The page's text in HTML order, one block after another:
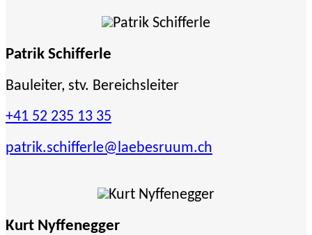
Patrik Schifferle
Bauleiter, stv. Bereichsleiter
+41 52 235 13 35
patrik.schifferle@laebesruum.ch
Kurt Nyffenegger